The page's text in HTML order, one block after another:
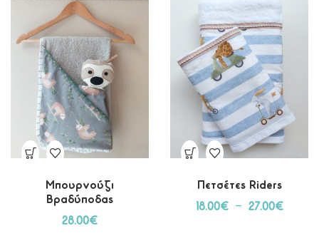
Μπουρνούζι
Βραδύποδας
28.00€
Πετσέτες Riders
18.00€ – 27.00€